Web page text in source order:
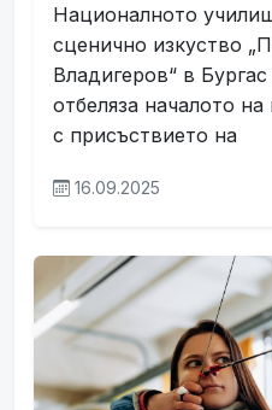
Националното
сценично изкуство
Владигеров“ в
отбеляза началото
с присъствието на
16.09.2025